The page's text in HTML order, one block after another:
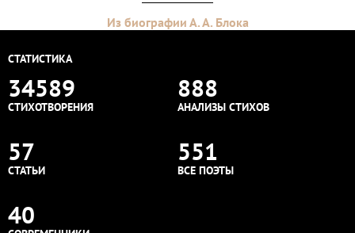
Из биографии А. А. Блока
СТАТИСТИКА
34589
СТИХОТВОРЕНИЯ
888
АНАЛИЗЫ СТИХОВ
57
СТАТЬИ
551
ВСЕ ПОЭТЫ
40